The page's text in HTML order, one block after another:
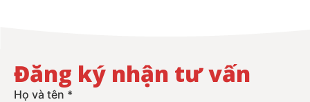
Đăng ký nhận tư vấn
Họ và tên *